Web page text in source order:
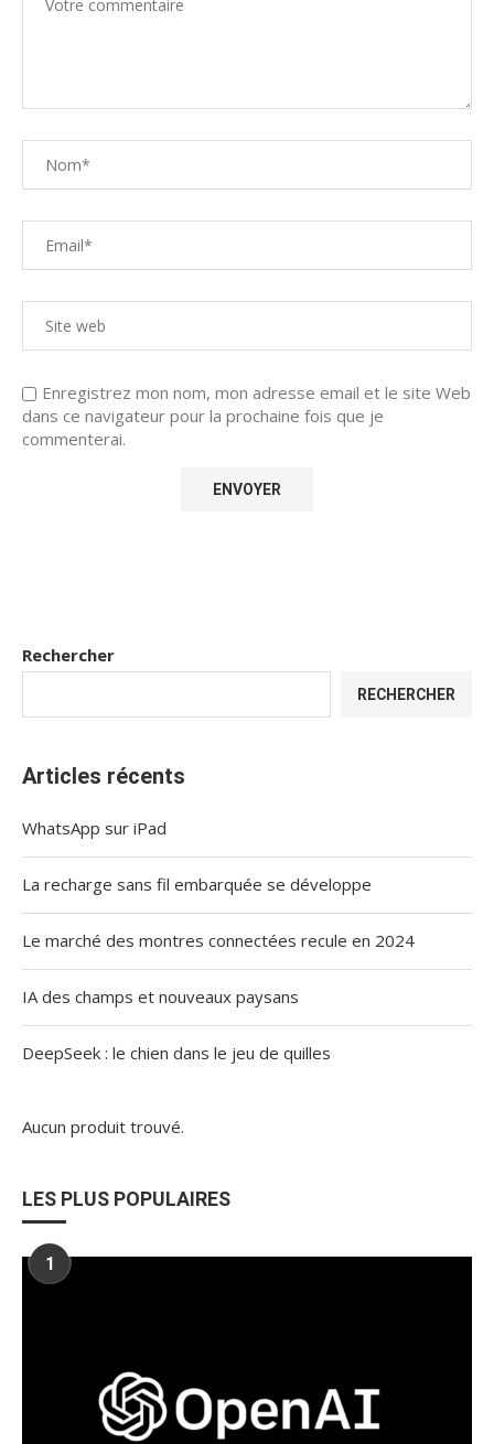
Enregistrez mon nom, mon adresse email et le site Web
dans ce navigateur pour la prochaine fois que je
commenterai.
Rechercher
RECHERCHER
Articles récents
WhatsApp sur iPad
La recharge sans fil embarquée se développe
Le marché des montres connectées recule en 2024
IA des champs et nouveaux paysans
DeepSeek : le chien dans le jeu de quilles
Aucun produit trouvé.
LES PLUS POPULAIRES
1